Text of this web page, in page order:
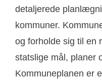
detaljerede
kommuner.
og forholde sig til en
statslige mål, planer
Kommuneplanen er